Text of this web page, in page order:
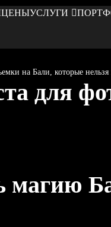
ЦЕНЫУСЛУГИ
на Бали, которые нельзя
для
магию